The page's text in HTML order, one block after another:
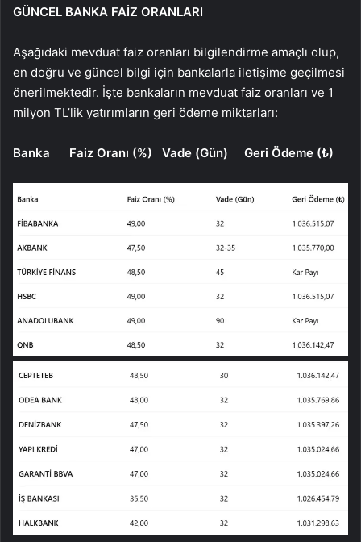
GÜNCEL BANKA FAİZ ORANLARI
Aşağıdaki mevduat faiz oranları bilgilendirme amaçlı olup,
en doğru ve güncel bilgi için bankalarla iletişime geçilmesi
önerilmektedir. İşte bankaların mevduat faiz oranları ve 1
milyon TL’lik yatırımların geri ödeme miktarları:
Banka Faiz Oranı (%) Vade (Gün) Geri Ödeme (₺)